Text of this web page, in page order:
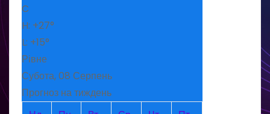
C
H: +27°
L: +15°
Рівне
Субота, 08 Серпень
Прогноз на тиждень